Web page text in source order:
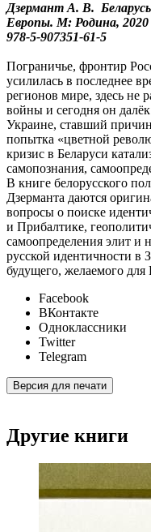
Дзермант А. В.
Европы. М: Родина,
978-5-907351-61-5
Пограничье, фронтир
усилилась в последнее
регионов мире, здесь не
войны и сегодня он
Украине, ставший
попытка «цветной
кризис в Беларуси
самопознания,
В книге белорусского
Дзерманта даются
вопросы о поиске
и Прибалтике,
самоопределения элит и
русской идентичности в
будущего, желаемого
Facebook
ВКонтакте
Одноклассники
Twitter
Telegram
Версия для печати
Другие книги